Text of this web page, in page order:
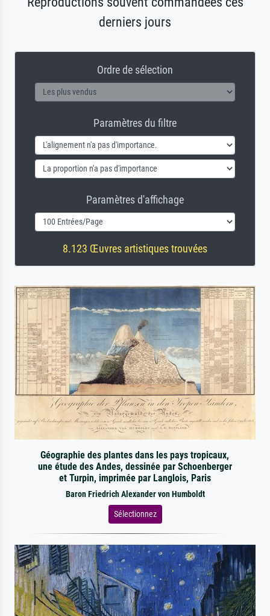
derniers jours
Ordre de sélection
Paramètres du filtre
Paramètres d'affichage
8.123 Œuvres artistiques trouvées
Géographie des plantes dans les pays tropicaux,
une étude des Andes, dessinée par Schoenberger
et Turpin, imprimée par Langlois, Paris
Baron Friedrich Alexander von Humboldt
Sélectionnez